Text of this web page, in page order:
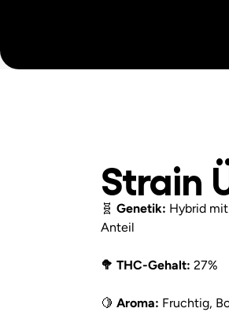
Strain
🧬 Genetik: Hybrid
Anteil
🥦 THC-Gehalt: 27%
🍋 Aroma: Fruchtig,